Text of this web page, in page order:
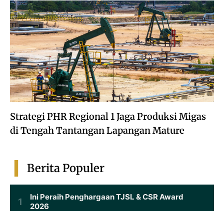
Strategi PHR Regional 1 Jaga Produksi Migas
di Tengah Tantangan Lapangan Mature
Berita Populer